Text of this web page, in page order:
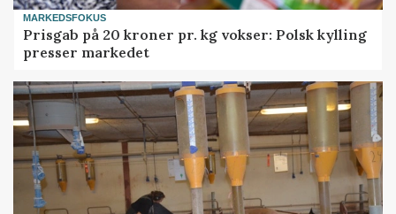
MARKEDSFOKUS
Prisgab på 20 kroner pr. kg vokser: Polsk kylling
presser markedet